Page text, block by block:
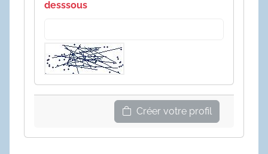
desssous
Créer votre profil